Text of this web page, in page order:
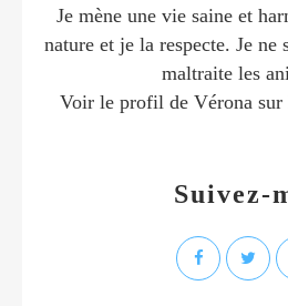
Suivez-
Je mène une vie saine et
nature et je la respecte. Je ne
maltraite les
Voir le profil de Vérona sur